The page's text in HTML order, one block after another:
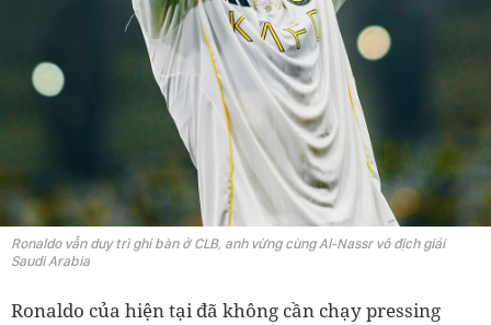
Ronaldo vẫn duy trì ghi bàn ở CLB, anh vừng cùng Al-Nassr vô địch giải
Saudi Arabia
Ronaldo của hiện tại đã không cần chạy pressing